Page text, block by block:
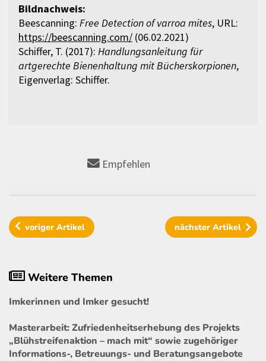
Bildnachweis:
Beescanning: Free Detection of varroa mites, URL:
https://beescanning.com/ (06.02.2021)
Schiffer, T. (2017): Handlungsanleitung für
artgerechte Bienenhaltung mit Bücherskorpionen,
Eigenverlag: Schiffer.
Empfehlen
vorigerArtikel nächster Artikel
Weitere Themen
Imkerinnen und Imker gesucht!
Masterarbeit: Zufriedenheitserhebung des Projekts
„Blühstreifenaktion – mach mit“ sowie zugehöriger
Informations-, Betreuungs- und Beratungsangebote